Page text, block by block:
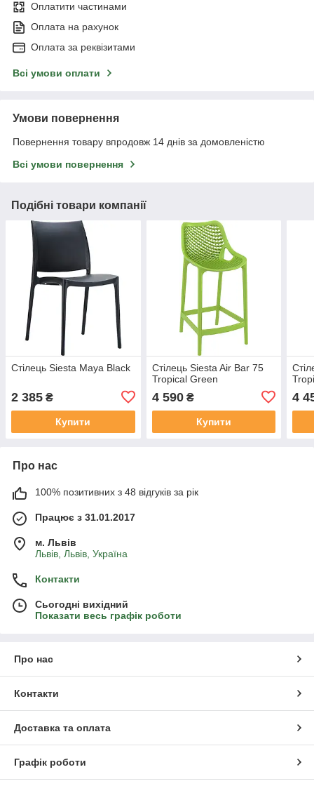
Оплатити частинами
Оплата на рахунок
Оплата за реквізитами
Всі умови оплати
Умови повернення
Повернення товару впродовж 14 днів за домовленістю
Всі умови повернення
Подібні товари компанії
Стілець Siesta Maya Black
2 385 ₴
Купити
Стілець Siesta Air Bar 75
Tropical Green
4 590₴
Купити
4
Про нас
100% позитивних з 48 відгуків за рік
Працює з 31.01.2017
м. Львів
Львів, Львів, Україна
Контакти
Сьогодні вихідний
Показати весь графік роботи
Про нас
Контакти
Доставка та оплата
Графік роботи